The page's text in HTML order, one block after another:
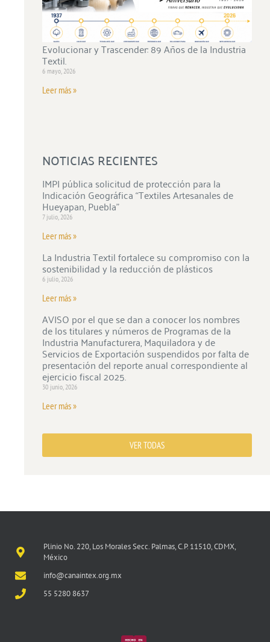
Evolucionar y Trascender: 89 Años de la Industria
Textil.
6 mayo, 2026
Leer más »
NOTICIAS RECIENTES
IMPI pública solicitud de protección para la
Indicación Geográfica “Textiles Artesanales de
Hueyapan, Puebla”
7 julio, 2026
Leer más »
La Industria Textil fortalece su compromiso con la
sostenibilidad y la reducción de plásticos
6 julio, 2026
Leer más »
AVISO por el que se dan a conocer los nombres
de los titulares y números de Programas de la
Industria Manufacturera, Maquiladora y de
Servicios de Exportación suspendidos por falta de
presentación del reporte anual correspondiente al
ejercicio fiscal 2025.
30 junio, 2026
Leer más »
VER TODAS
Plinio No. 220, Los Morales Secc. Palmas, C.P. 11510, CDMX,
México
info@canaintex.org.mx
55 5280 8637